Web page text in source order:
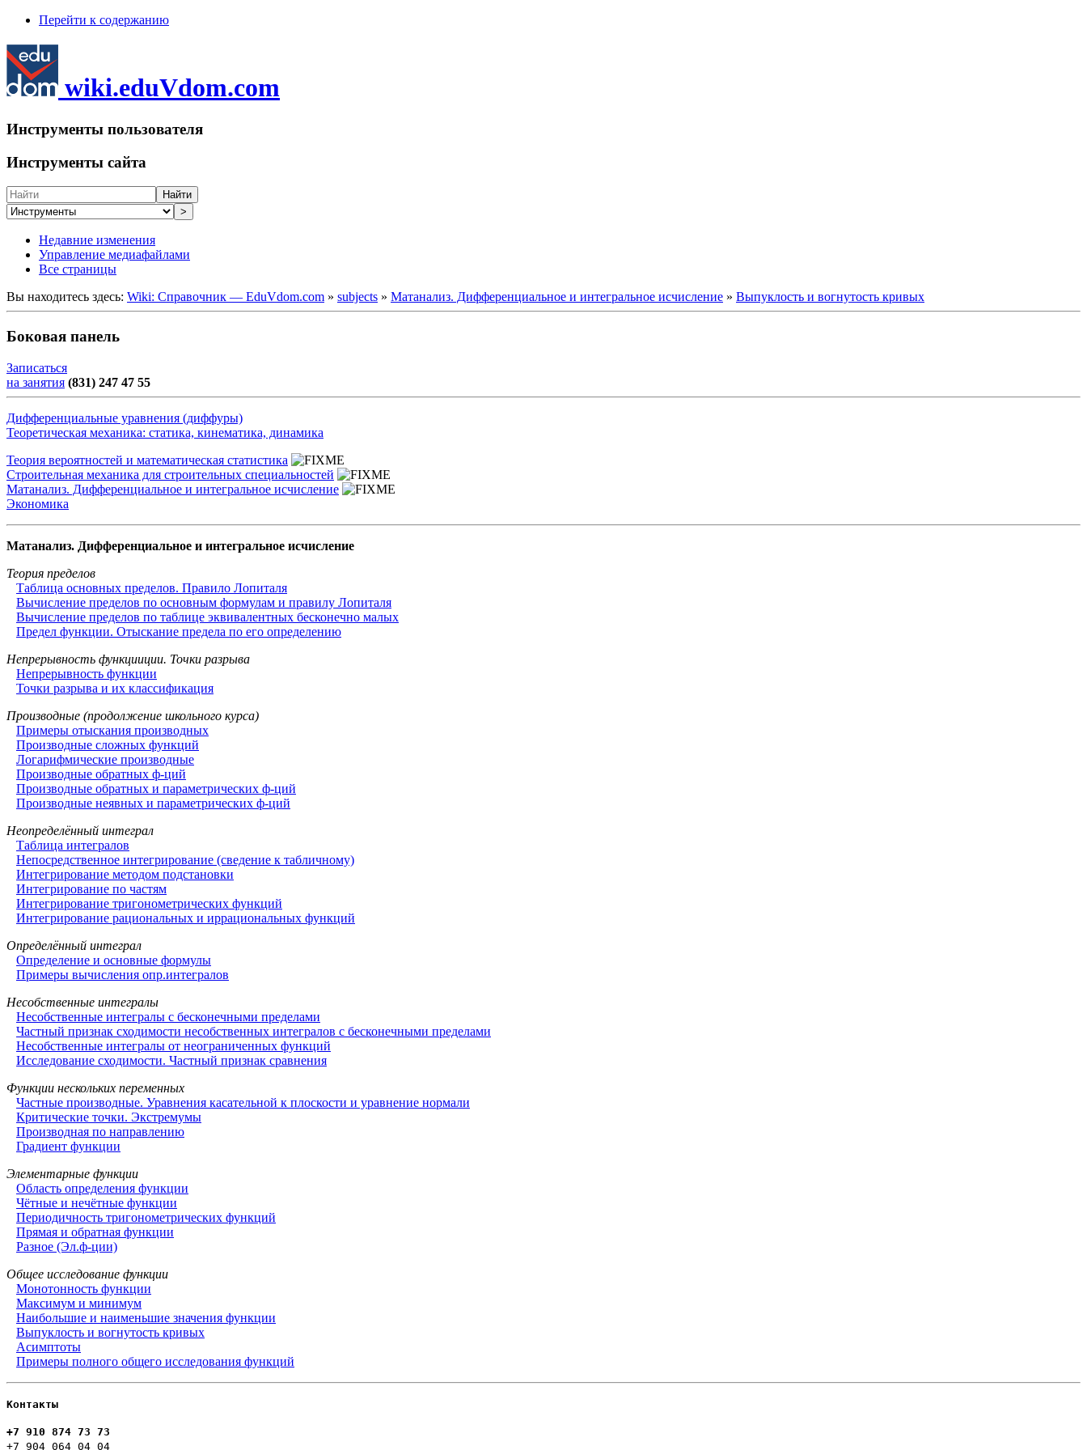
Перейти к содержанию
wiki.eduVdom.com
Инструменты пользователя
Инструменты сайта
Найти
>
Недавние изменения
Управление медиафайлами
Все страницы
Вы находитесь здесь: Wiki: Справочник — EduVdom.com » subjects » Матанализ. Дифференциальное и интегральное исчисление » Выпуклость и вогнутость кривых
Боковая панель
Записаться
на занятия (831) 247 47 55
Дифференциальные уравнения (диффуры)
Теоретическая механика: статика, кинематика, динамика
Теория вероятностей и математическая статистика
Строительная механика для строительных специальностей
Матанализ. Дифференциальное и интегральное исчисление
Экономика
Матанализ. Дифференциальное и интегральное исчисление
Теория пределов
Таблица основных пределов. Правило Лопиталя
Вычисление пределов по основным формулам и правилу Лопиталя
Вычисление пределов по таблице эквивалентных бесконечно малых
Предел функции. Отыскание предела по его определению
Непрерывность функцииции. Точки разрыва
Непрерывность функции
Точки разрыва и их классификация
Производные (продолжение школьного курса)
Примеры отыскания производных
Производные сложных функций
Логарифмические производные
Производные обратных ф-ций
Производные обратных и параметрических ф-ций
Производные неявных и параметрических ф-ций
Неопределённый интеграл
Таблица интегралов
Непосредственное интегрирование (сведение к табличному)
Интегрирование методом подстановки
Интегрирование по частям
Интегрирование тригонометрических функций
Интегрирование рациональных и иррациональных функций
Определённый интеграл
Определение и основные формулы
Примеры вычисления опр.интегралов
Несобственные интегралы
Несобственные интегралы с бесконечными пределами
Частный признак сходимости несобственных интегралов с бесконечными пределами
Несобственные интегралы от неограниченных функций
Исследование сходимости. Частный признак сравнения
Функции нескольких переменных
Частные производные. Уравнения касательной к плоскости и уравнение нормали
Критические точки. Экстремумы
Производная по направлению
Градиент функции
Элементарные функции
Область определения функции
Чётные и нечётные функции
Периодичность тригонометрических функций
Прямая и обратная функции
Разное (Эл.ф-ции)
Общее исследование функции
Монотонность функции
Максимум и минимум
Наибольшие и наименьшие значения функции
Выпуклость и вогнутость кривых
Асимптоты
Примеры полного общего исследования функций
Контакты
+7 910 874 73 73
+7 904 064 04 04